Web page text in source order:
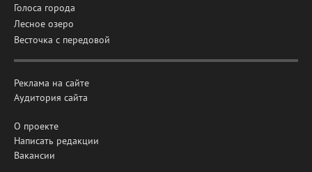
Голоса города
Лесное озеро
Весточка с передовой
Реклама на сайте
Аудитория сайта
О проекте
Написать редакции
Вакансии